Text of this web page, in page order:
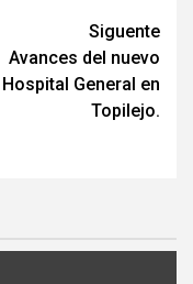
Siguente
Avances del nuevo
Hospital General en
Topilejo.